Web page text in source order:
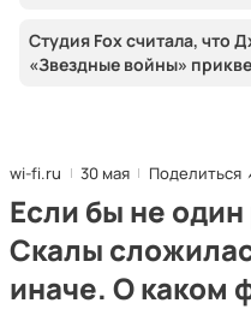
Студия Fox считала, что
«Звездные войны»
wi-fi.ru 30 мая Поделиться
Если бы не
Скалы
иначе. О каком